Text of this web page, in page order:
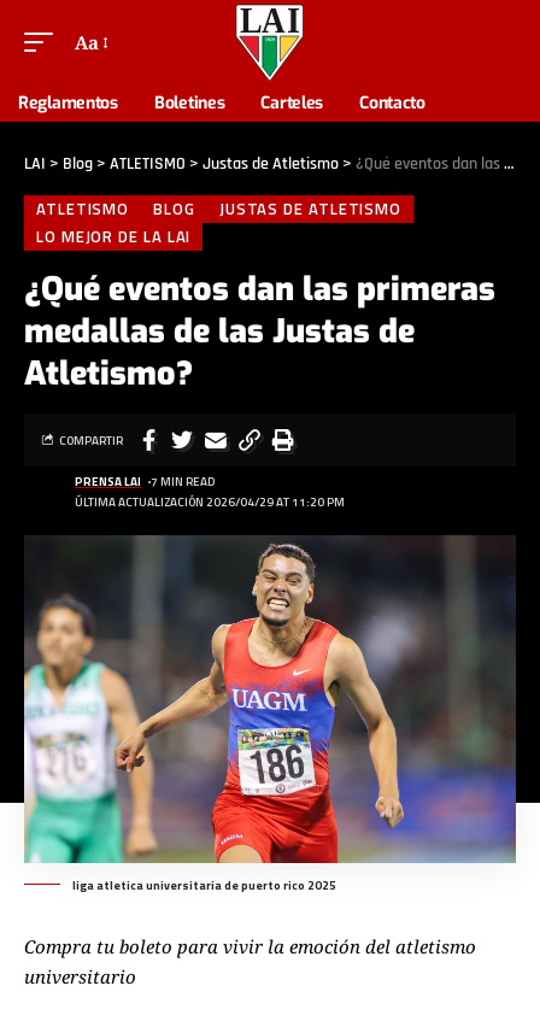
Aa
Reglamentos Boletines Carteles Contacto
LAI > Blog > ATLETISMO > Justas de Atletismo > ¿Qué eventos dan las primeras medallas de las Justas de Atletismo?
ATLETISMO BLOG
JUSTAS DE ATLETISMO
LO MEJOR DE LA LAI
¿Qué eventos dan las primeras
medallas de las Justas de
Atletismo?
ÚLTIMA ACTUALIZACIÓN 2026/04/29 AT 11:20 PM
PRENSA LAI 7 MIN READ
COMPARTIR
liga atletica universitaria de puerto rico 2025
Compra tu boleto para vivir la emoción del atletismo
universitario